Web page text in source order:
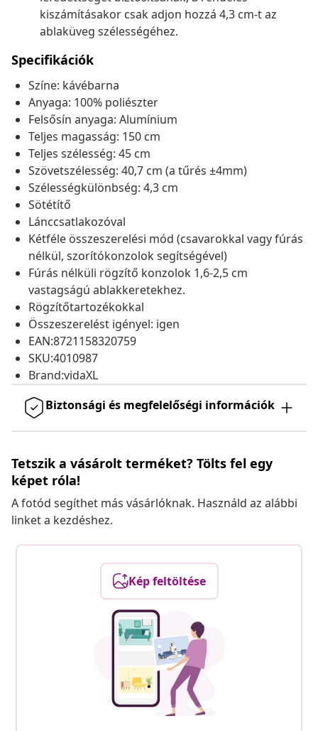
kiszámításakor csak adjon hozzá 4,3 cm-t az
ablaküveg szélességéhez.
Specifikációk
Színe: kávébarna
Anyaga: 100% poliészter
Felsősín anyaga: Alumínium
Teljes magasság: 150 cm
Teljes szélesség: 45 cm
Szövetszélesség: 40,7 cm (a tűrés ±4mm)
Szélességkülönbség: 4,3 cm
Sötétítő
Lánccsatlakozóval
Kétféle összeszerelési mód (csavarokkal vagy fúrás
nélkül, szorítókonzolok segítségével)
Fúrás nélküli rögzítő konzolok 1,6-2,5 cm
vastagságú ablakkeretekhez.
Rögzítőtartozékokkal
Összeszerelést igényel: igen
EAN:8721158320759
SKU:4010987
Brand:vidaXL
Biztonsági és megfelelőségi információk
Tetszik a vásárolt terméket? Tölts fel egy
képet róla!
A fotód segíthet más vásárlóknak. Használd az alábbi
linket a kezdéshez.
Kép feltöltése